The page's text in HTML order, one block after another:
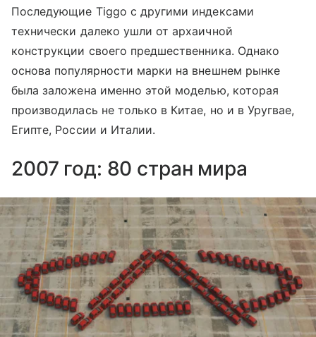
Последующие Tiggo с другими индексами
технически далеко ушли от архаичной
конструкции своего предшественника. Однако
основа популярности марки на внешнем рынке
была заложена именно этой моделью, которая
производилась не только в Китае, но и в Уругвае,
Египте, России и Италии.
2007 год: 80 стран мира